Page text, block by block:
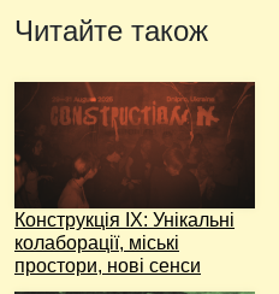
Читайте також
Конструкція ІХ: Унікальні
колаборації, міські
простори, нові сенси